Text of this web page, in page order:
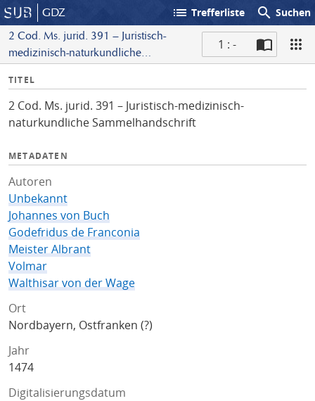
GDZ list Trefferliste search Suchen
2 Cod. Ms. jurid. 391 – Juristisch-
medizinisch-naturkundliche
1 : -
I
f
o
TITEL
2 Cod. Ms. jurid. 391 – Juristisch-medizinisch-
naturkundliche Sammelhandschrift
METADATEN
Autoren
Unbekannt
Johannes von Buch
Godefridus de Franconia
Meister Albrant
Volmar
Walthisar von der Wage
Ort
Nordbayern, Ostfranken (?)
Jahr
1474
Digitalisierungsdatum